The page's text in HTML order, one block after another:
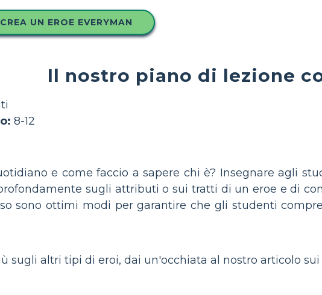
CREA UN EROE EVERYMAN
Il nostro piano di lezione
8-12
e come faccio a sapere chi è? Insegnare agli
sugli attributi o sui tratti di un eroe e di
sono ottimi modi per garantire che gli studenti
sugli altri tipi di eroi, dai un'occhiata al nostro articolo sui